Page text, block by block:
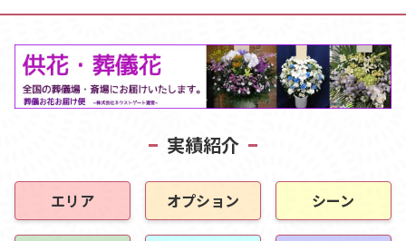
実績紹介
エリア オプション シーン